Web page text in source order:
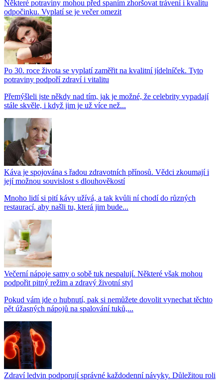
Některé potraviny mohou před spaním zhoršovat trávení i kvalitu
odpočinku. Vyplatí se je večer omezit
Po 30. roce života se vyplatí zaměřit na kvalitní jídelníček. Tyto
potraviny podpoří zdraví i vitalitu
Přemýšleli jste někdy nad tím, jak je možné, že celebrity vypadají
stále skvěle, i když jim je už více než...
Káva je spojována s řadou zdravotních přínosů. Vědci zkoumají i
její možnou souvislost s dlouhověkostí
Mnoho lidí si pití kávy užívá, a tak kvůli ní chodí do různých
restaurací, aby našli tu, která jim bude...
Večerní nápoje samy o sobě tuk nespalují. Některé však mohou
podpořit pitný režim a zdravý životní styl
Pokud vám jde o hubnutí, pak si nemůžete dovolit vynechat těchto
pět úžasných nápojů na spalování tuků,...
Zdraví ledvin podporují správné každodenní návyky. Důležitou roli